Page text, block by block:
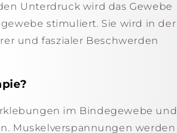
Unterdruck wird das Gewebe
stimuliert. Sie wird in der
und faszialer Beschwerden
im Bindegewebe und
Muskelverspannungen werden